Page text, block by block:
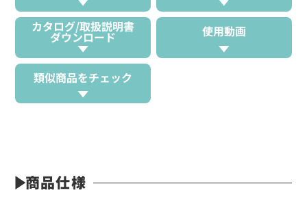
カタログ/取扱説明書
ダウンロード 使用動画
類似商品をチェック
商品仕様